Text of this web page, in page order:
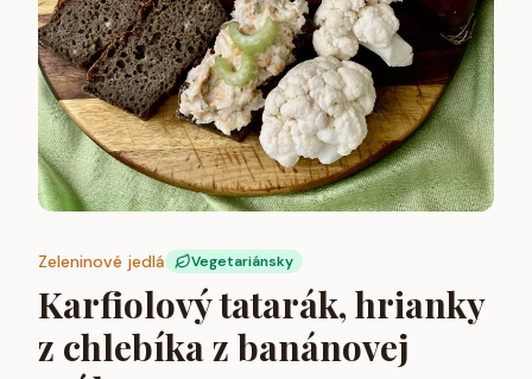
Zeleninové jedlá Vegetariánsky
Karfiolový tatarák, hrianky
z chlebíka z banánovej